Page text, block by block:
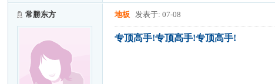
常勝东方 地板 发表于: 07-08
专顶高手!专顶高手!专顶高手!